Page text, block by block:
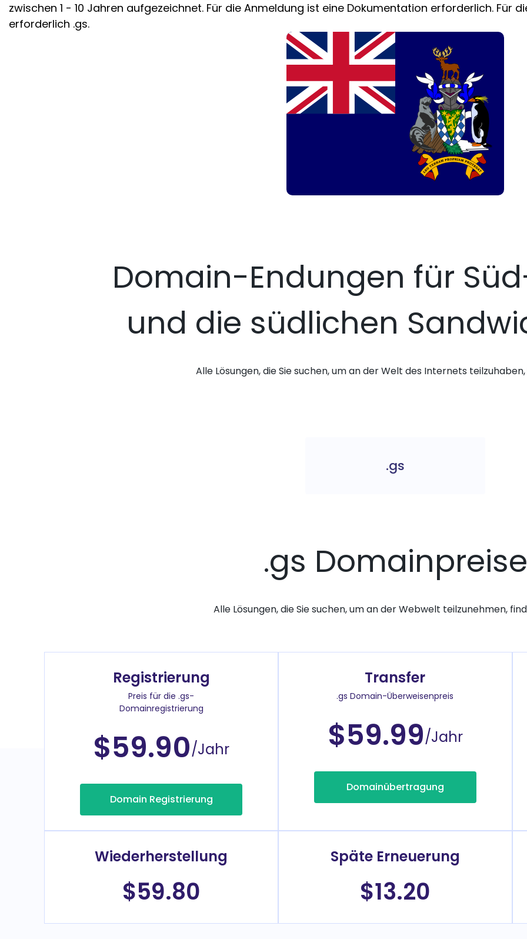
zwischen 1 - 10 Jahren aufgezeichnet. Für die Anmeldung ist eine Dokumentation erforderlich. Für
erforderlich .gs.
Domain-Endungen für
und die südlichen
Alle Lösungen, die Sie suchen, um an der Welt des Internets
.gs
.gs Domainpreise
Alle Lösungen, die Sie suchen, um an der Webwelt teilzunehmen,
Registrierung
Preis für die .gs-
Domainregistrierung
$59.90/Jahr
Domain Registrierung
Transfer
.gs Domain-Überweisenpreis
$59.99/Jahr
Domainübertragung
Wiederherstellung
$59.80
Späte Erneuerung
$13.20